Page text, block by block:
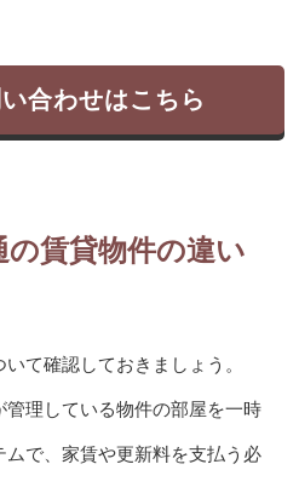
合わせはこちら
賃貸物件の違い
て確認しておきましょう。
理している物件の部屋を一時
で、家賃や更新料を支払う必